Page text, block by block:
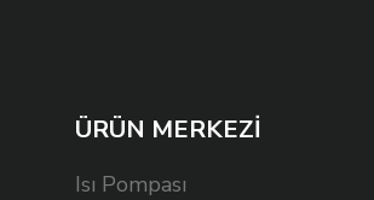
ÜRÜN MERKEZİ
Isı Pompası